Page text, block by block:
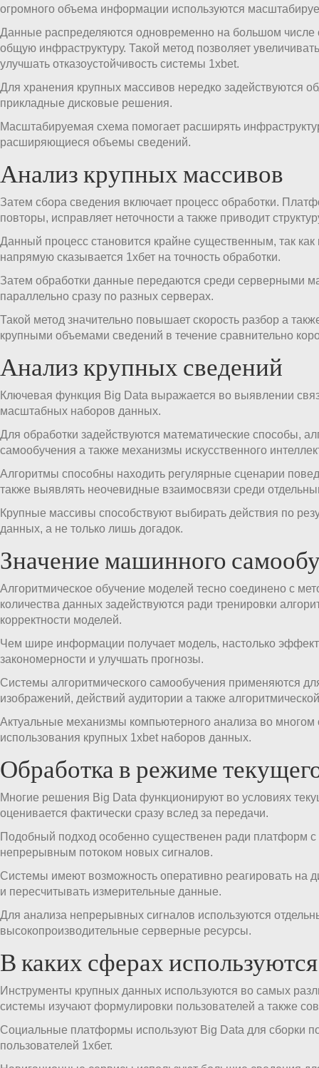
огромного объема информации используются
Данные распределяются одновременно на большом числе
общую инфраструктуру. Такой метод позволяет
улучшать отказоустойчивость системы 1xbet.
Для хранения крупных массивов нередко задействуются
прикладные дисковые решения.
Масштабируемая схема помогает расширять
расширяющиеся объемы сведений.
Анализ крупных массивов
Затем сбора сведения включает процесс обработки.
повторы, исправляет неточности а также приводит
Данный процесс становится крайне существенным, так как
напрямую сказывается 1хбет на точность обработки.
Затем обработки данные передаются среди серверными
параллельно сразу по разных серверах.
Такой метод значительно повышает скорость разбор а
крупными объемами сведений в течение сравнительно
Анализ крупных сведений
Ключевая функция Big Data выражается во выявлении
масштабных наборов данных.
Для обработки задействуются математические способы,
самообучения а также механизмы искусственного
Алгоритмы способны находить регулярные сценарии
также выявлять неочевидные взаимосвязи среди
Крупные массивы способствуют выбирать действия по
данных, а не только лишь догадок.
Значение машинного
Алгоритмическое обучение моделей тесно соединено с
количества данных задействуются ради тренировки
корректности моделей.
Чем шире информации получает модель, настолько
закономерности и улучшать прогнозы.
Системы алгоритмического самообучения применяются
изображений, действий аудитории а также
Актуальные механизмы компьютерного анализа во
использования крупных 1xbet наборов данных.
Обработка в режиме
Многие решения Big Data функционируют во условиях
оценивается фактически сразу вслед за передачи.
Подобный подход особенно существенен ради платформ с
непрерывным потоком новых сигналов.
Системы имеют возможность оперативно реагировать на
и пересчитывать измерительные данные.
Для анализа непрерывных сигналов используются
высокопроизводительные серверные ресурсы.
В каких сферах
Инструменты крупных данных используются во самых
системы изучают формулировки пользователей а также
Социальные платформы используют Big Data для сборки
пользователей 1хбет.